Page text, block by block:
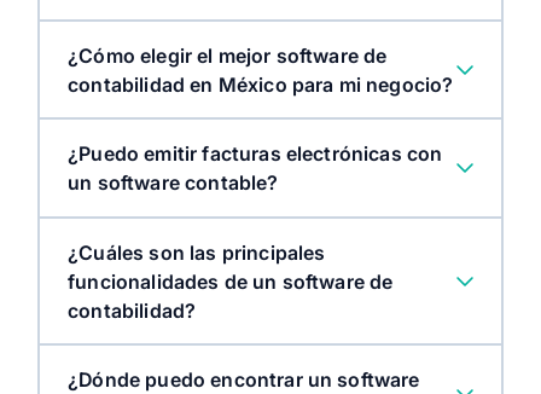
¿Cómo elegir el mejor software de
contabilidad en México para mi negocio?
¿Puedo emitir facturas electrónicas con
un software contable?
¿Cuáles son las principales
funcionalidades de un software de
contabilidad?
¿Dónde puedo encontrar un software